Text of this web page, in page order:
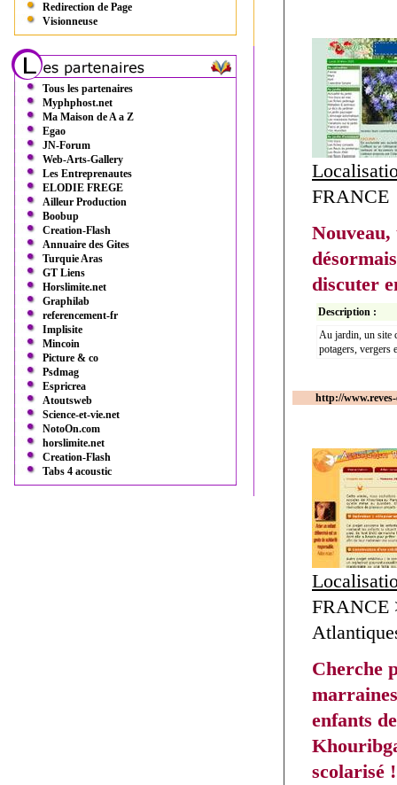
Redirection de Page
Visionneuse
Tous les partenaires
Myphphost.net
Ma Maison de A a Z
Egao
JN-Forum
Web-Arts-Gallery
Les Entreprenautes
ELODIE FREGE
Ailleur Production
Boobup
Creation-Flash
Annuaire des Gites
Turquie Aras
GT Liens
Horslimite.net
Graphilab
referencement-fr
Implisite
Mincoin
Picture & co
Psdmag
Espricrea
Atoutsweb
Science-et-vie.net
NotoOn.com
horslimite.net
Creation-Flash
Tabs 4 acoustic
FRANCE
Nouveau,
discuter
Description :
Au jardin, un site
potagers, vergers
http://
FRANCE
Cherche
enfants
scolarisé